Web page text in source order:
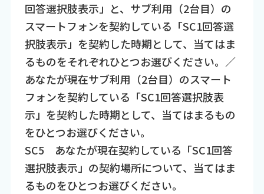
回答選択肢表示」と、サブ利用（2台目）の
スマートフォンを契約している「SC1回答選
択肢表示」を契約した時期として、当てはま
るものをそれぞれひとつお選びください。／
あなたが現在サブ利用（2台目）のスマート
フォンを契約している「SC1回答選択肢表
示」を契約した時期として、当てはまるもの
をひとつお選びください。
SC5 あなたが現在契約している「SC1回答
選択肢表示」の契約場所について、当てはま
るものをひとつお選びください。